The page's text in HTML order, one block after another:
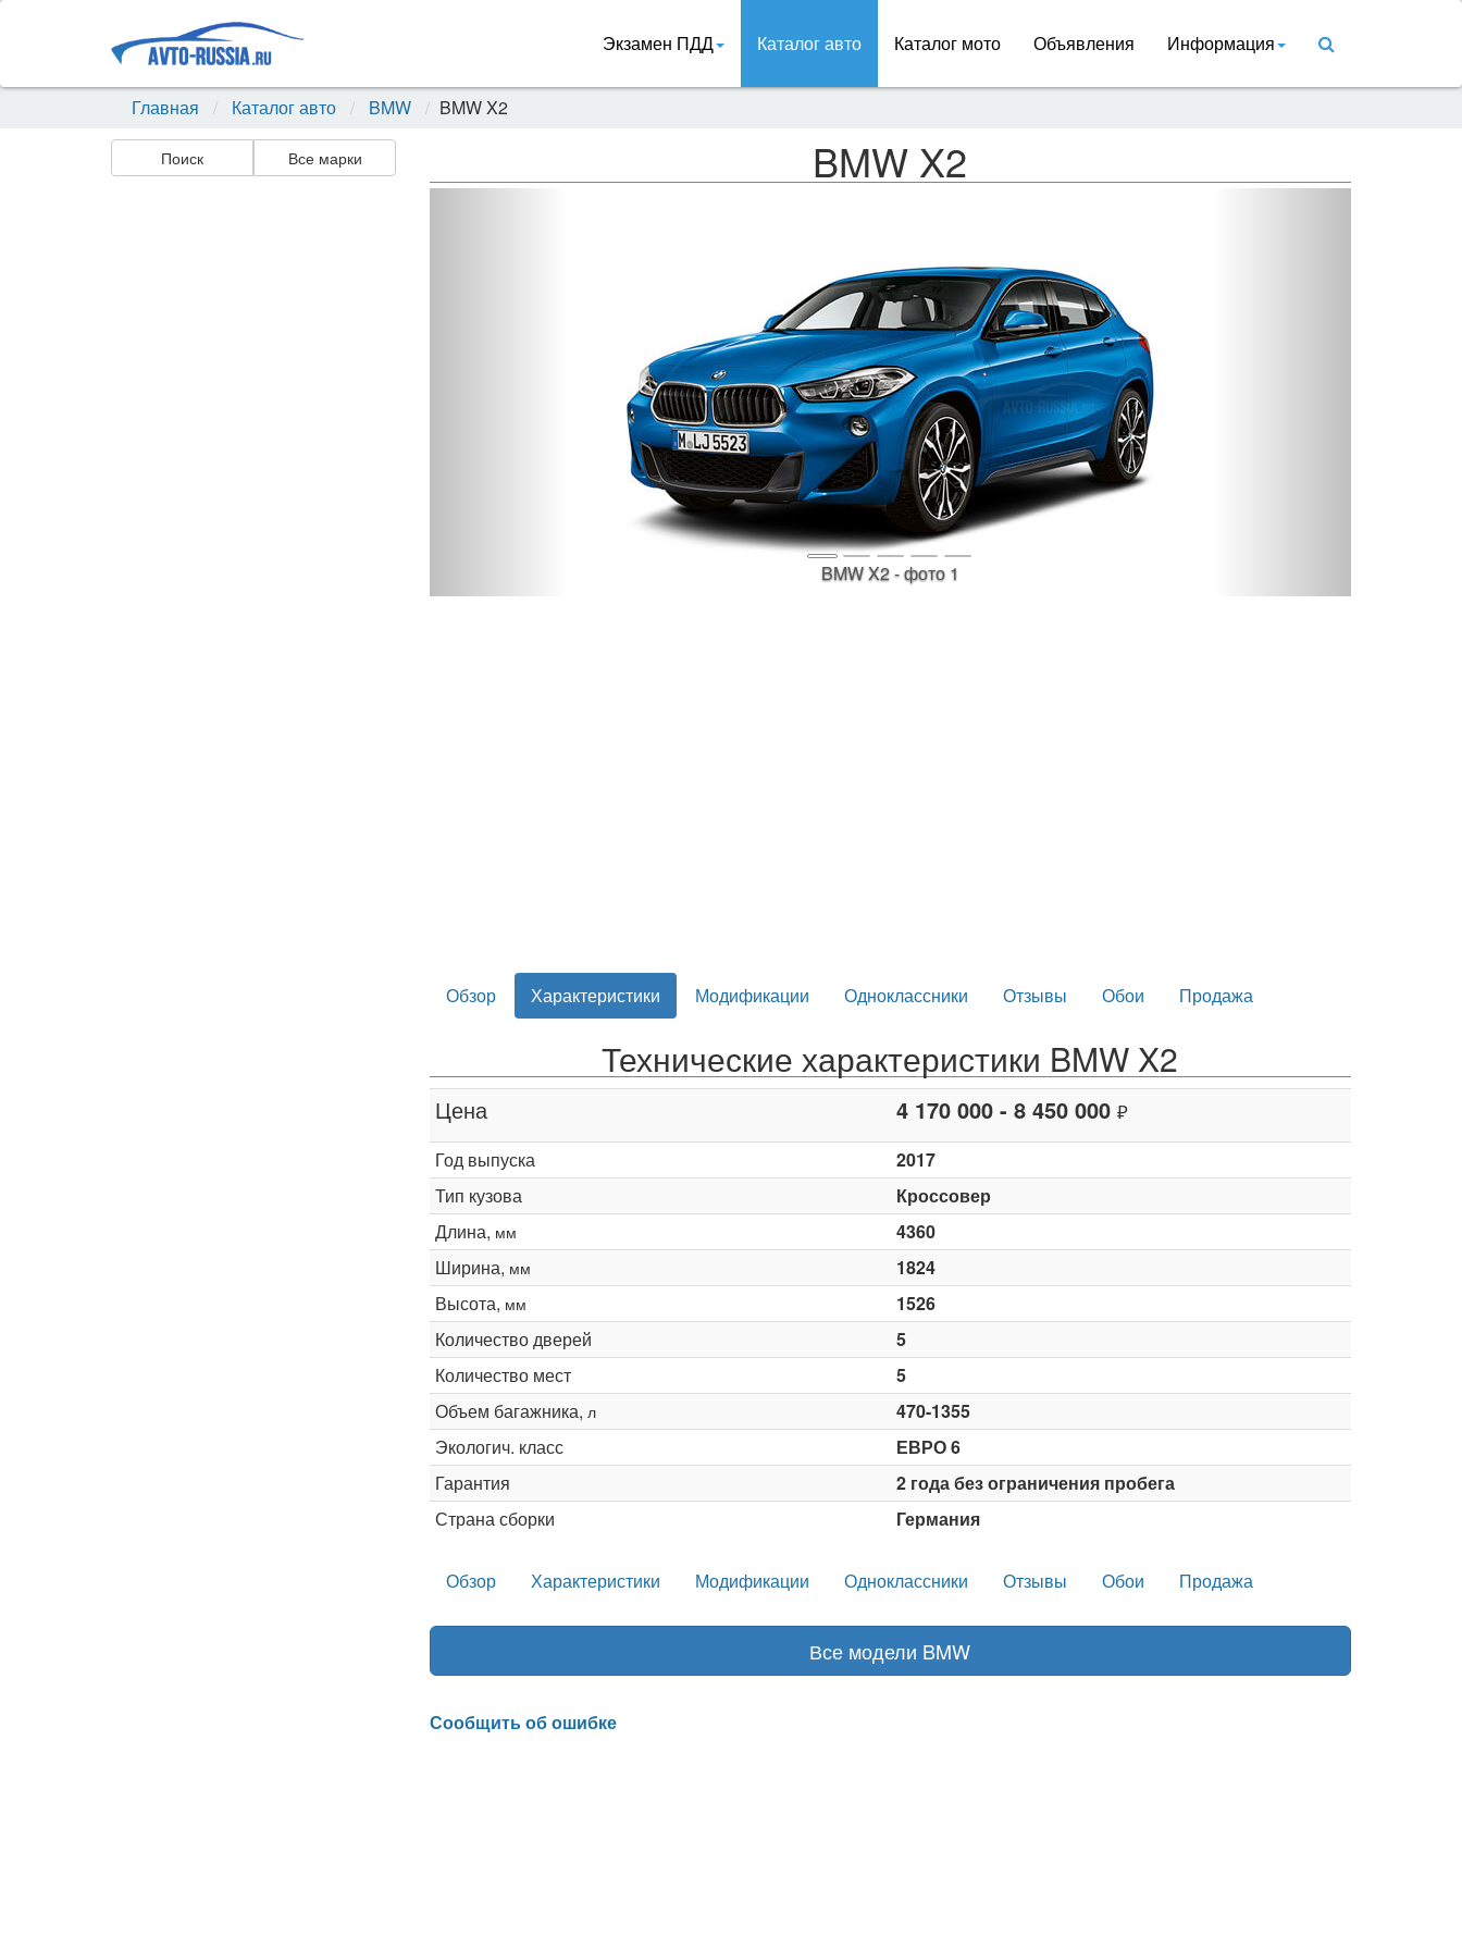
Экзамен ПДД Каталог авто Каталог мото Объявления Информация
Главная Каталог авто BMW BMW X2
Поиск Все марки BMW X2
BMW X2 - фото 1
Обзор Характеристики Модификации Одноклассники Отзывы Обои Продажа
Технические характеристики BMW X2
Цена 4 170 000 - 8 450 000 ₽
Год выпуска
2017
Тип кузова
Кроссовер
Длина, мм
4360
Ширина, мм
1824
Высота, мм
1526
Количество дверей
5
Количество мест
5
Объем багажника, л
470-1355
Экологич. класс
ЕВРО 6
Гарантия
2 года без ограничения пробега
Страна сборки
Германия
Обзор Характеристики Модификации Одноклассники Отзывы Обои Продажа
Все модели BMW
Сообщить об ошибке